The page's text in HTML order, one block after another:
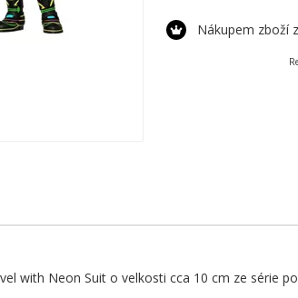
Nákupem zboží
with Neon Suit o velkosti cca 10 cm ze série